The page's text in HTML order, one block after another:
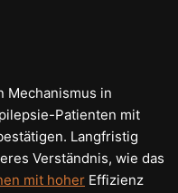
Mechanismus in
Patienten mit
Langfristig
Verständnis, wie das
mit hoher Effizienz